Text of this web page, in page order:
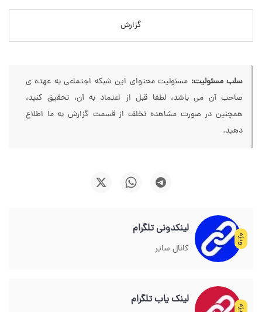
گزارش
سلب مسئولیت: مسئولیت محتوای این شبکه اجتماعی به عهده ی
صاحب آن می باشد، لطفا قبل از اعتماد به آن، تحقیق کنید،
همچنین در صورت مشاهده تخلف از قسمت گزارش به ما اطلاع
دهید.
ویژه
لینکدونی تلگرام
کانال سایر
لینک یاب تلگرام